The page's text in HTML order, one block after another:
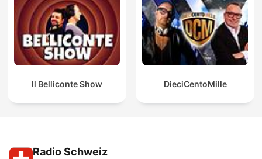
Il Belliconte Show DieciCentoMille
Radio Schweiz